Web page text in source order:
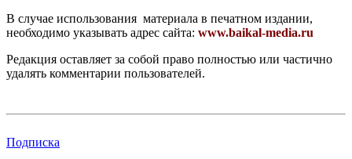
В случае использования материала в печатном издании,
необходимо указывать адрес сайта: www.baikal-media.ru
Редакция оставляет за собой право полностью или частично
удалять комментарии пользователей.
Подписка